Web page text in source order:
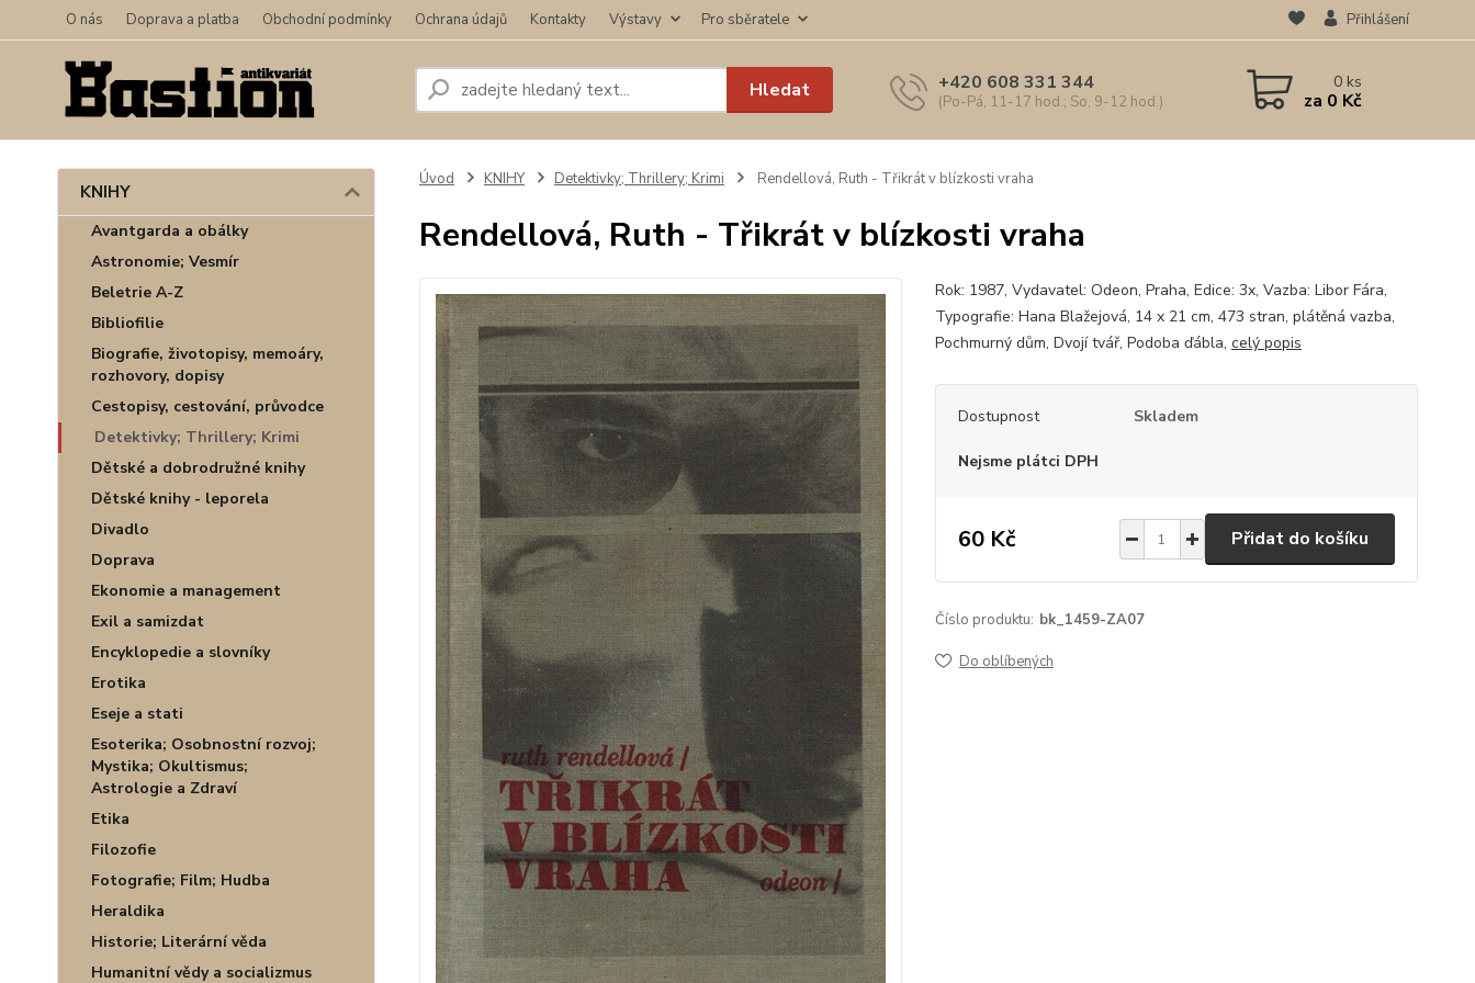
O nás Doprava a platba Obchodní podmínky Ochrana údajů Kontakty Výstavy Pro sběratele Přihlášení
Hledat +420 608 331 344
(Po-Pá, 11-17 hod.; So, 9-12 hod.)
0ks
za 0 Kč
KNIHY
Avantgarda a obálky
Astronomie; Vesmír
Beletrie A-Z
Bibliofilie
Biografie, životopisy, memoáry,
rozhovory, dopisy
Cestopisy, cestování, průvodce
Detektivky; Thrillery; Krimi
Dětské a dobrodružné knihy
Dětské knihy - leporela
Divadlo
Doprava
Ekonomie a management
Exil a samizdat
Encyklopedie a slovníky
Erotika
Eseje a stati
Esoterika; Osobnostní rozvoj;
Mystika; Okultismus;
Astrologie a Zdraví
Etika
Filozofie
Fotografie; Film; Hudba
Heraldika
Historie; Literární věda
Humanitní vědy a socializmus
Úvod KNIHY Detektivky; Thrillery; Krimi Rendellová, Ruth - Třikrát v blízkosti vraha
Rendellová, Ruth - Třikrát v blízkosti vraha
Rok: 1987, Vydavatel: Odeon, Praha, Edice: 3x, Vazba: Libor Fára,
Typografie: Hana Blažejová, 14 x 21 cm, 473 stran, plátěná vazba,
Pochmurný dům, Dvojí tvář, Podoba ďábla, celý popis
Dostupnost Skladem
Nejsme plátci DPH
60 Kč Přidat do košíku
Číslo produktu: bk_1459-ZA07
Do oblíbených